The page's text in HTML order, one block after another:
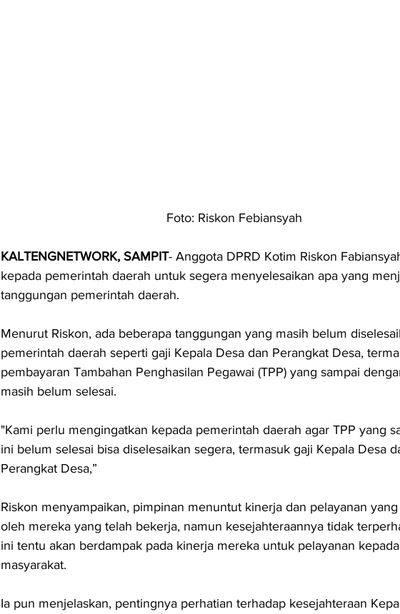
Foto: Riskon Febiansyah
KALTENGNETWORK, SAMPIT- Anggota DPRD Kotim Riskon
kepada pemerintah daerah untuk segera menyelesaikan apa yang
tanggungan pemerintah daerah.
Menurut Riskon, ada beberapa tanggungan yang masih belum
pemerintah daerah seperti gaji Kepala Desa dan Perangkat Desa,
pembayaran Tambahan Penghasilan Pegawai (TPP) yang sampai
masih belum selesai.
"Kami perlu mengingatkan kepada pemerintah daerah agar TPP yang
ini belum selesai bisa diselesaikan segera, termasuk gaji Kepala Desa
Perangkat Desa,”
Riskon menyampaikan, pimpinan menuntut kinerja dan pelayanan
oleh mereka yang telah bekerja, namun kesejahteraannya tidak
ini tentu akan berdampak pada kinerja mereka untuk pelayanan kepada
masyarakat.
Ia pun menjelaskan, pentingnya perhatian terhadap kesejahteraan